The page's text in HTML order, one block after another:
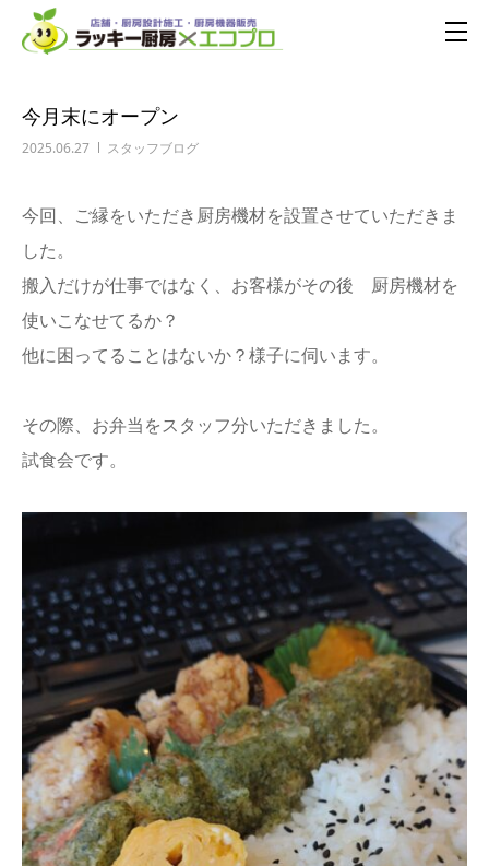
今月末にオープン
2025.06.27 スタッフブログ
今回、ご縁をいただき厨房機材を設置させていただきま
した。
搬入だけが仕事ではなく、お客様がその後 厨房機材を
使いこなせてるか？
他に困ってることはないか？様子に伺います。
その際、お弁当をスタッフ分いただきました。
試食会です。